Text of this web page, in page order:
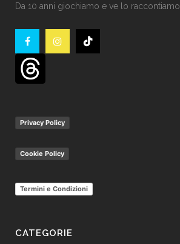
Da 10 anni giochiamo e ve lo raccontiamo.
Privacy Policy
Cookie Policy
Termini e Condizioni
CATEGORIE